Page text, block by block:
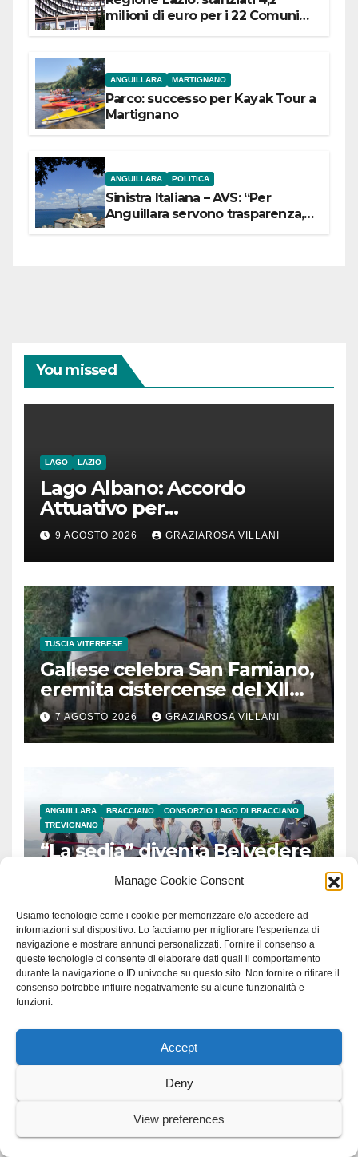
Manage Cookie Consent
Usiamo tecnologie come i cookie per memorizzare e/o accedere ad
informazioni sul dispositivo. Lo facciamo per migliorare l'esperienza di
navigazione e mostrare annunci personalizzati. Fornire il consenso a
queste tecnologie ci consente di elaborare dati quali il comportamento
durante la navigazione o ID univoche su questo sito. Non fornire o ritirare il
consenso potrebbe influire negativamente su alcune funzionalità e
funzioni.
Accept
Deny
View preferences
milioni di euro per i 22 Comuni
ANGUILLARA MARTIGNANO
Parco: successo per Kayak Tour a
Martignano
ANGUILLARA POLITICA
Sinistra Italiana – AVS: “Per
Anguillara servono trasparenza,
You missed
LAGO LAZIO
Lago Albano: Accordo
Attuativo per
l’interconnessione
acquedottistica da 29,5
milioni di euro
9 AGOSTO 2026 GRAZIAROSA VILLANI
TUSCIA VITERBESE
Gallese celebra San Famiano,
eremita cistercense del XII
secolo
7 AGOSTO 2026 GRAZIAROSA VILLANI
ANGUILLARA BRACCIANO
CONSORZIO LAGO DI BRACCIANO
TREVIGNANO
“La sedia” diventa Belvedere
sul lago di Bracciano: ieri
l’inaugurazione
CRONACA
Ladispoli: donna segregata.
Operazione dell’Arma
GRAZIAROSA VILLANI